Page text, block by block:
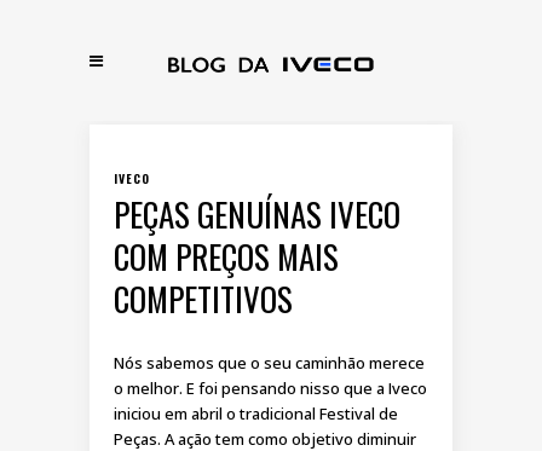
IVECO
PEÇAS GENUÍNAS IVECO
COM PREÇOS MAIS
COMPETITIVOS
Nós sabemos que o seu caminhão merece
o melhor. E foi pensando nisso que a Iveco
iniciou em abril o tradicional Festival de
Peças. A ação tem como objetivo diminuir